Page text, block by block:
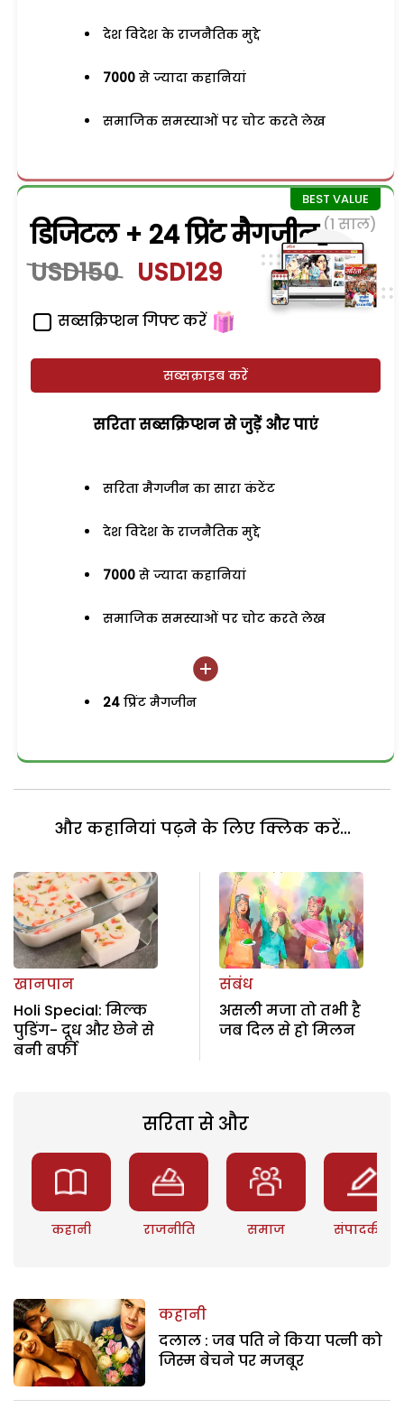
देश विदेश के राजनैतिक मुद्दे
7000 से ज्यादा कहानियां
समाजिक समस्याओं पर चोट करते लेख
डिजिटल + 24 प्रिंट मैगजीन (1 साल)
USD150 USD129
सब्सक्रिप्शन गिफ्ट करें
सब्सक्राइब करें
सरिता सब्सक्रिप्शन से जुड़ेें और पाएं
सरिता मैगजीन का सारा कंटेंट
देश विदेश के राजनैतिक मुद्दे
7000 से ज्यादा कहानियां
समाजिक समस्याओं पर चोट करते लेख
24 प्रिंट मैगजीन
और कहानियां पढ़ने के लिए क्लिक करें...
खानपान
Holi Special: मिल्क
पुडिंग- दूध और छेने से
बनी बर्फी
संबंध
असली मजा तो तभी है
जब दिल से हो मिलन
सरिता से और
कहानी राजनीति समाज संपादकीय
कहानी
दलाल : जब पति ने किया पत्नी को
जिस्म बेचने पर मजबूर